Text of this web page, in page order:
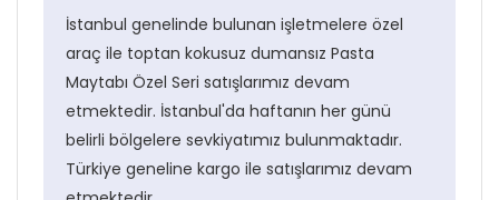
İstanbul genelinde bulunan işletmelere özel
araç ile toptan kokusuz dumansız Pasta
Maytabı Özel Seri satışlarımız devam
etmektedir. İstanbul'da haftanın her günü
belirli bölgelere sevkiyatımız bulunmaktadır.
Türkiye geneline kargo ile satışlarımız devam